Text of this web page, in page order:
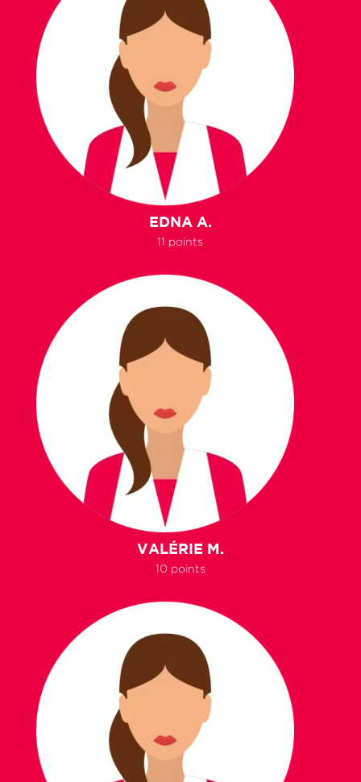
EDNA A.
11 points
VALÉRIE M.
10 points